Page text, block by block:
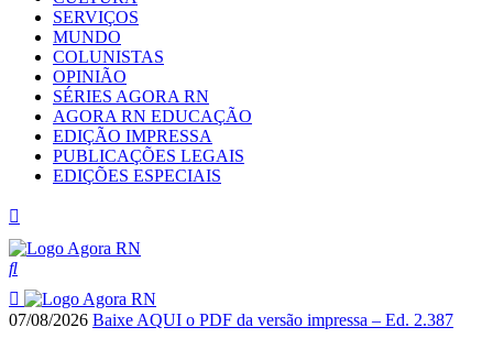
SERVIÇOS
MUNDO
COLUNISTAS
OPINIÃO
SÉRIES AGORA RN
AGORA RN EDUCAÇÃO
EDIÇÃO IMPRESSA
PUBLICAÇÕES LEGAIS
EDIÇÕES ESPECIAIS
07/08/2026 Baixe AQUI o PDF da versão impressa – Ed. 2.387